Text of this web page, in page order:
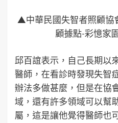
▲中華民國失智者照顧協
顧據點-彩憶家
邱百誼表示，自己長期以
醫師，在看診時發現失智
辦法多做甚麼，但是在協
域，還有許多領域可以幫
屬，這是讓他覺得醫師也